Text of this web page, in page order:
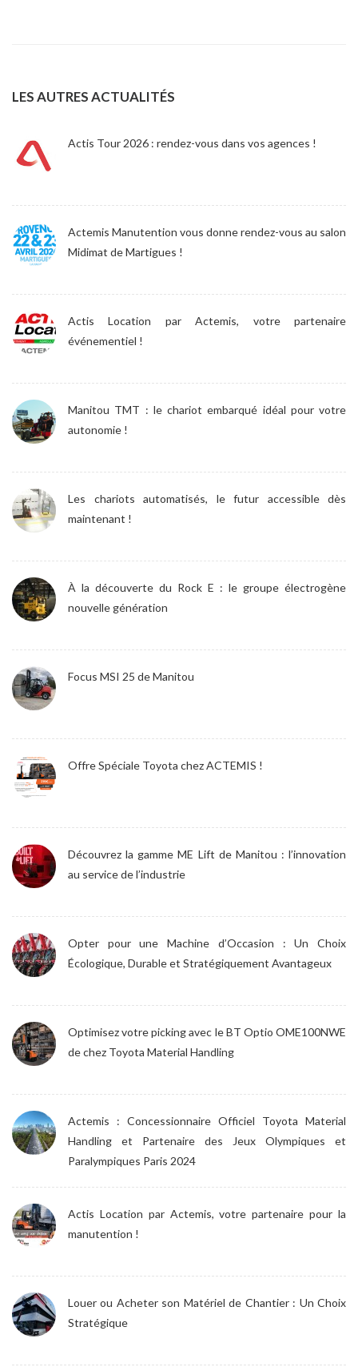
LES AUTRES ACTUALITÉS
Actis Tour 2026 : rendez-vous dans vos agences !
Actemis Manutention vous donne rendez-vous au salon
Midimat de Martigues !
Actis Location par Actemis, votre partenaire
événementiel !
Manitou TMT : le chariot embarqué idéal pour votre
autonomie !
Les chariots automatisés, le futur accessible dès
maintenant !
À la découverte du Rock E : le groupe électrogène
nouvelle génération
Focus MSI 25 de Manitou
Offre Spéciale Toyota chez ACTEMIS !
Découvrez la gamme ME Lift de Manitou : l’innovation
au service de l’industrie
Opter pour une Machine d’Occasion : Un Choix
Écologique, Durable et Stratégiquement Avantageux
Optimisez votre picking avec le BT Optio OME100NWE
de chez Toyota Material Handling
Actemis : Concessionnaire Officiel Toyota Material
Handling et Partenaire des Jeux Olympiques et
Paralympiques Paris 2024
Actis Location par Actemis, votre partenaire pour la
manutention !
Louer ou Acheter son Matériel de Chantier : Un Choix
Stratégique